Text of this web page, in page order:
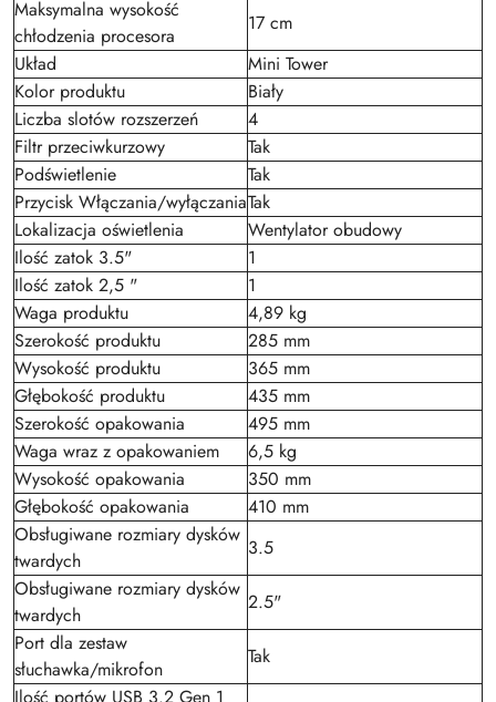
Maksymalna wysokość
chłodzenia procesora
17 cm
Układ
Mini Tower
Kolor produktu
Biały
Liczba slotów rozszerzeń
4
Filtr przeciwkurzowy
Tak
Podświetlenie
Tak
Przycisk Włączania/wyłączaniaTak
Lokalizacja oświetlenia
Wentylator obudowy
Ilość zatok 3.5"
1
Ilość zatok 2,5 "
1
Waga produktu
4,89 kg
Szerokość produktu
285 mm
Wysokość produktu
365 mm
Głębokość produktu
435 mm
Szerokość opakowania
495 mm
Waga wraz z opakowaniem
6,5 kg
Wysokość opakowania
350 mm
Głębokość opakowania
410 mm
Obsługiwane rozmiary dysków
twardych
3.5
Obsługiwane rozmiary dysków
twardych
2.5"
Port dla zestaw
słuchawka/mikrofon
Tak